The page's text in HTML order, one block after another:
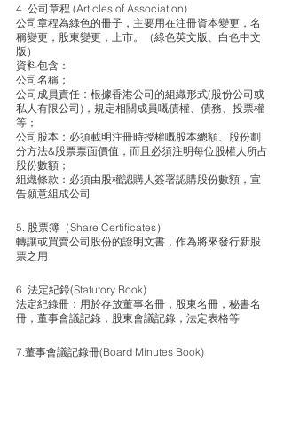
4. 公司章程 (Articles of Association)
公司章程為綠色的冊子，主要用在注冊資本變更，名
稱變更，股東變更，上市。（綠色英文版、白色中文
版）
資料包含：
公司名稱；
公司成員責任：根據香港公司的組織形式(股份公司或
私人有限公司)，規定相關成員嘅債權、債務、投票權
等；
公司股本：必須載明注冊時授權嘅股本總額、股份劃
分方法&股票票面價值，而且必須注明每位股權人所占
股份數額；
組織條款：必須由股權認購人簽署認購股份數額，宣
告願意組成公司
5. 股票簿（Share Certificates）
轉讓或買賣公司股份的證明文書，作為將來發行新股
票之用
6. 法定紀錄(Statutory Book)
法定紀錄冊：用於存放董事名冊，股東名冊，秘書名
冊，董事會議記錄，股東會議記錄，法定表格等
7.董事會議記錄冊(Board Minutes Book)